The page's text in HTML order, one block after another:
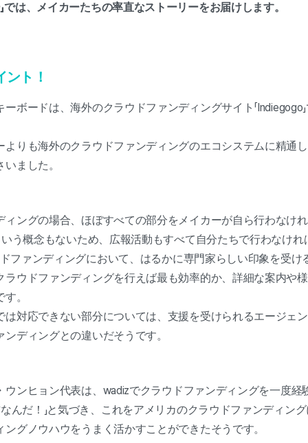
では、メイカーたちの率直なストーリーをお届けします。
ト！
ボードは、海外のクラウドファンディングサイト「Indiegogo
よりも海外のクラウドファンディングのエコシステムに精通
ました。
ィングの場合、ほぼすべての部分をメイカーが自ら行わなけ
いう概念もないため、広報活動もすべて自分たちで行わなけ
ファンディングにおいて、はるかに専門家らしい印象を受
ラウドファンディングを行えば最も効率的か、詳細な案内や
。
は対応できない部分については、支援を受けられるエージェ
ディングとの違いだそうです。
ウンヒョン代表は、wadizでクラウドファンディングを一度経
んだ！」と気づき、これをアメリカのクラウドファンディン
グノウハウをうまく活かすことができたそうです。